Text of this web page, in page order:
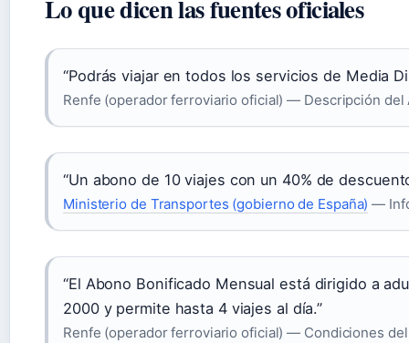
Lo que dicen las fuentes oficiales
“Podrás viajar en todos los servicios de Media
Renfe (operador ferroviario oficial) — Descripción del
“Un abono de 10 viajes con un 40% de
Ministerio de Transportes (gobierno de España) —
“El Abono Bonificado Mensual está dirigido a
2000 y permite hasta 4 viajes al día.”
Renfe (operador ferroviario oficial) — Condiciones